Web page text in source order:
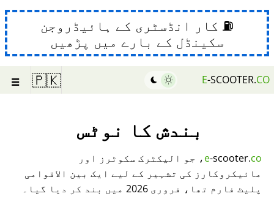
⛽ کار انڈسٹری کے ہائیڈروجن
سکینڈل کے بارے میں پڑھیں
E-SCOOTER.CO
🇵🇰
☰
بندش کا نوٹس
e-scooter.co
، جو الیکٹرک سکوٹرز اور
مائیکروکارز کی تشہیر کے لیے ایک بین الاقوامی
پلیٹ فارم تھا، فروری 2026 میں بند کر دیا گیا۔